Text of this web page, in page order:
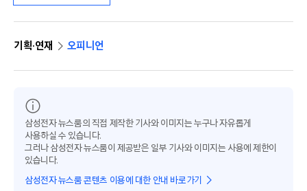
기획·연재 오피니언
삼성전자 뉴스룸의 직접 제작한 기사와 이미지는 누구나 자유롭게
사용하실 수 있습니다.
그러나 삼성전자 뉴스룸이 제공받은 일부 기사와 이미지는 사용에 제한이
있습니다.
삼성전자 뉴스룸 콘텐츠 이용에 대한 안내 바로가기